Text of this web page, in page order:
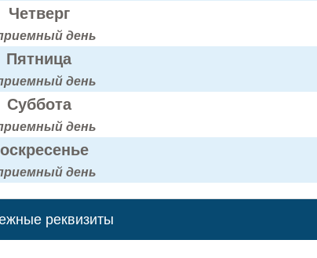
Четверг
день
Пятница
день
Суббота
день
день
реквизиты